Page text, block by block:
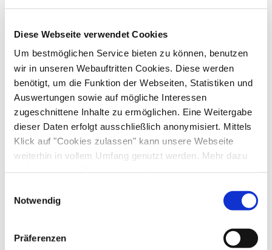
Diese Webseite verwendet Cookies
Um bestmöglichen Service bieten zu können, benutzen
wir in unseren Webauftritten Cookies. Diese werden
benötigt, um die Funktion der Webseiten, Statistiken und
Auswertungen sowie auf mögliche Interessen
zugeschnittene Inhalte zu ermöglichen. Eine Weitergabe
dieser Daten erfolgt ausschließlich anonymisiert. Mittels
Klick auf "Cookies zulassen" kann unsere Webseite
weiterhin in vollem Umfang genutzt werden. Mehr dazu
steht in unserer Datenschutzerklärung.
gelistet.
Notwendig
Präferenzen
- ob für ein Wochenende oder einen längeren
Aufenthalt. Bei Fragen stehen wir Ihnen gerne
persönlich zur Verfügung.
Ausstattung & Informationen
An- und Abreise
Anreise: 15:00 - 19:00 Abreise: 10:00 - 10:00
Services
Gepäckaufbewahrung